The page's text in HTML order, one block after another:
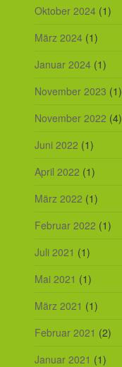
Oktober 2024 (1)
März 2024 (1)
Januar 2024 (1)
November 2023 (1)
November 2022 (4)
Juni 2022 (1)
April 2022 (1)
März 2022 (1)
Februar 2022 (1)
Juli 2021 (1)
Mai 2021 (1)
März 2021 (1)
Februar 2021 (2)
Januar 2021 (1)